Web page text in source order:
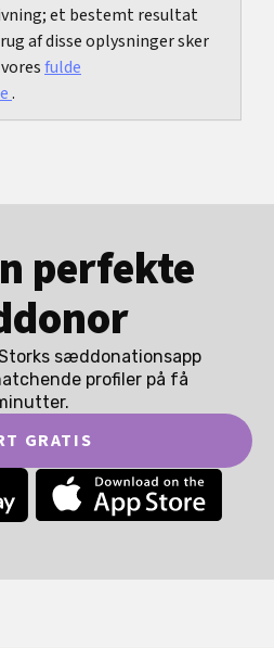
et bestemt resultat
af disse oplysninger sker
fulde
.
perfekte
sæddonationsapp
profiler på få
GRATIS